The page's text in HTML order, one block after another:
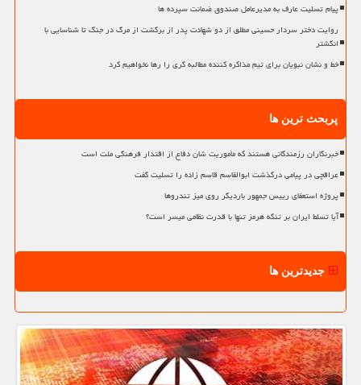
پیام تسلیت عارف به مدیرعامل صندوق ضمانت سپرده ها
روایت دختر سردار حسینی مطلق از دو شهادت پدر از برگشت از مرگ در جنگ تا شناسایی با
انگشتر
خط و نشان نبویان برای تیم مذاکره کننده مطالبه گری را رها نخواهیم کرد
پربحث ترین ها
خبرنگاران رزمندگانی هستند که مأموریت شان دفاع از اقتدار فرهنگی ملت است
عراقچی در پیامی درگذشت ابوالقاسم قاسم زاده را تسلیت گفت
پروژه استعفای رییس جمهور باردیگر روی میز تندروها
آیا تسلط ایران بر تنگه هرمز تنها با قدرت نظامی میسر است؟
جدیدترین ها